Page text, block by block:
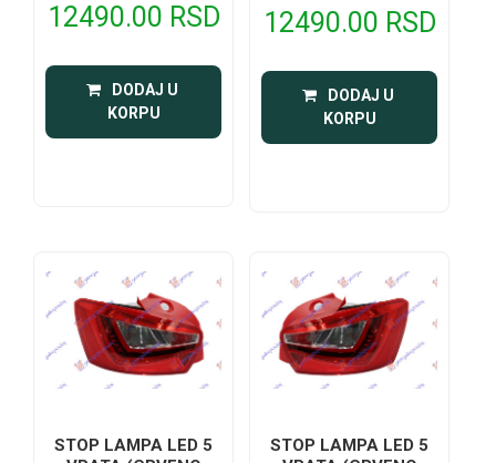
12490.00 RSD
DODAJ U
KORPU
12490.00 RSD
DODAJ U
KORPU
STOP LAMPA LED 5
STOP LAMPA LED 5